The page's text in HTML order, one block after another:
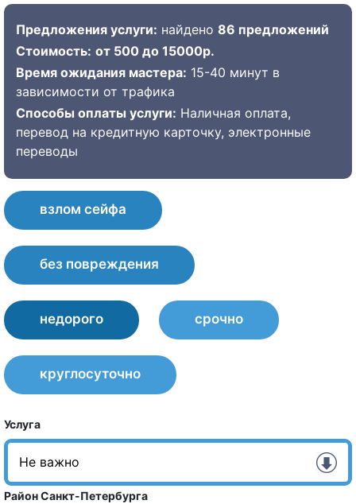
Предложения услуги: найдено 86 предложений
Стоимость: от 500 до 15000р.
Время ожидания мастера: 15-40 минут в
зависимости от трафика
Способы оплаты услуги: Наличная оплата,
перевод на кредитную карточку, электронные
переводы
взлом сейфа
без повреждения
недорого срочно
круглосуточно
Услуга
Район Санкт-Петербурга